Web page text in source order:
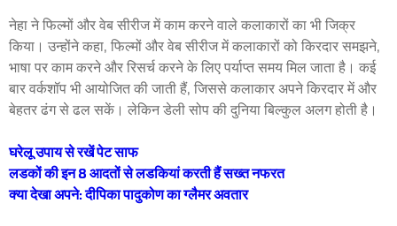
नेहा ने फिल्मों और वेब सीरीज में काम करने वाले कलाकारों का भी जिक्र
किया। उन्होंने कहा, फिल्मों और वेब सीरीज में कलाकारों को किरदार समझने,
भाषा पर काम करने और रिसर्च करने के लिए पर्याप्त समय मिल जाता है। कई
बार वर्कशॉप भी आयोजित की जाती हैं, जिससे कलाकार अपने किरदार में और
बेहतर ढंग से ढल सकें। लेकिन डेली सोप की दुनिया बिल्कुल अलग होती है।
घरेलू उपाय से रखें पेट साफ
लडकों की इन 8 आदतों से लडकियां करती हैं सख्त नफरत
क्या देखा अपने: दीपिका पादुकोण का ग्लैमर अवतार